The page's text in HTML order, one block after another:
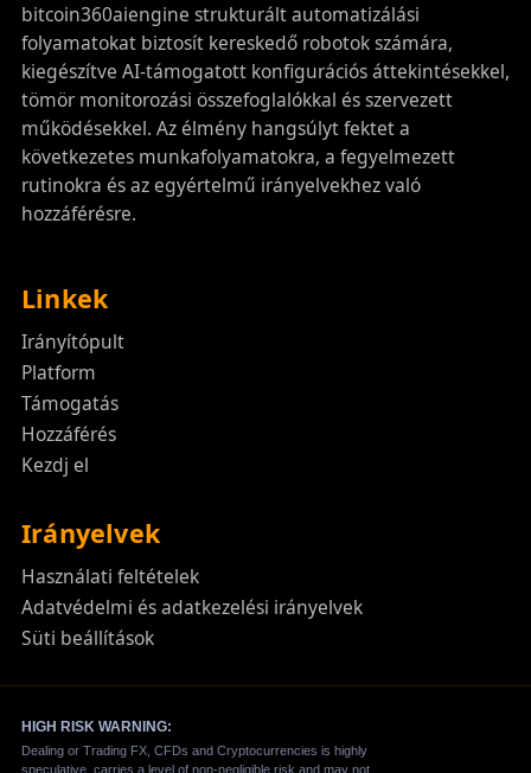
bitcoin360aiengine strukturált automatizálási
folyamatokat biztosít kereskedő robotok számára,
kiegészítve AI-támogatott konfigurációs áttekintésekkel,
tömör monitorozási összefoglalókkal és szervezett
működésekkel. Az élmény hangsúlyt fektet a
következetes munkafolyamatokra, a fegyelmezett
rutinokra és az egyértelmű irányelvekhez való
hozzáférésre.
Linkek
Irányítópult
Platform
Támogatás
Hozzáférés
Kezdj el
Irányelvek
Használati feltételek
Adatvédelmi és adatkezelési irányelvek
Süti beállítások